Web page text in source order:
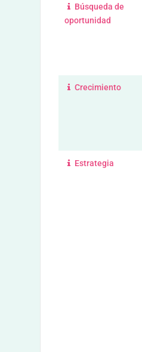
Búsqueda de
oportunidad
Crecimiento
Estrategia